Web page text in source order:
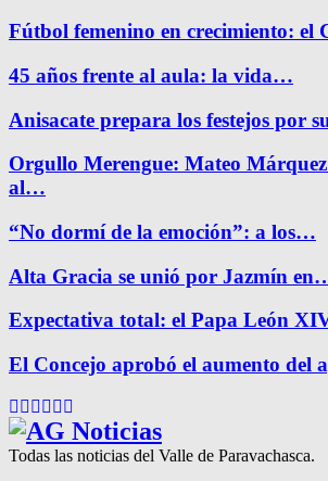
Fútbol femenino en crecimiento:
45 años frente al aula: la vida…
Anisacate prepara los festejos por
Orgullo Merengue: Mateo
al…
“No dormí de la emoción”: a los…
Alta Gracia se unió por Jazmín
Expectativa total: el Papa León
El Concejo aprobó el aumento del
Facebook
Twitter
Instagram
Pinterest
Google
Todas las noticias del Valle de Paravachasca.